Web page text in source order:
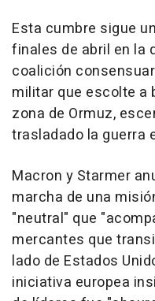
Esta cumbre sigue
finales de abril en la
coalición
militar que escolte a
zona de Ormuz,
trasladado la guerra
Macron y Starmer
marcha de una
"neutral" que
mercantes que
lado de Estados
iniciativa europea